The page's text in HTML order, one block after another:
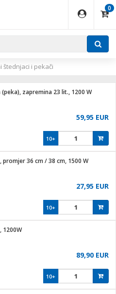
0
štednjaci i pekači
(peka), zapremina 23 lit., 1200 W
59,95 EUR
10+
promjer 36 cm / 38 cm, 1500 W
27,95 EUR
10+
1200W
89,90 EUR
10+